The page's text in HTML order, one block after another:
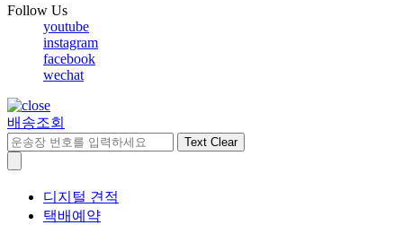
Follow Us
youtube
instagram
facebook
wechat
배송조회
Text Clear
디지털 견적
택배예약